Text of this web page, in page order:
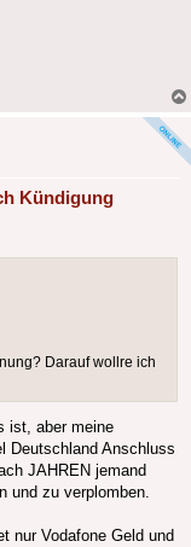
Kündigung
Darauf wollre ich
ist, aber meine
Deutschland Anschluss
JAHREN jemand
und zu verplomben.
nur Vodafone Geld und